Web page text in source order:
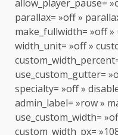
allow_player_pause=
parallax= »off »
make_fullwidth= »off »
width_unit= »off »
use_custom_gutter=
specialty= »off »
admin_label= »row »
use_custom_width=
custom_width_px=